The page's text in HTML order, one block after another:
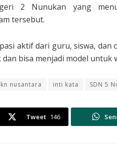
2 Nunukan yang
tersebut.
aktif dari guru, siswa,
bisa menjadi model untuk
nusantara inti kata SDN 5
Tweet 146